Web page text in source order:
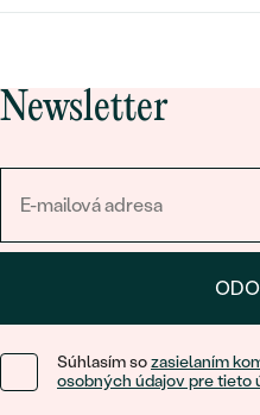
Newsletter
Súhlasím sozasielaním
osobných údajov pre tieto